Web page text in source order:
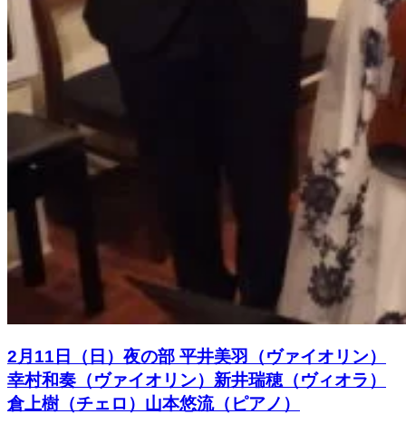
2月11日（日）夜の部 平井美羽（ヴァイオリン）
幸村和奏（ヴァイオリン）新井瑞穂（ヴィオラ）
倉上樹（チェロ）山本悠流（ピアノ）